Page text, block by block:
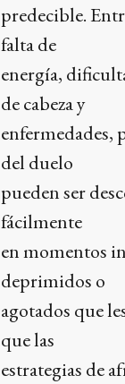
predecible.
falta de
energía,
de cabeza y
enfermedades,
del duelo
pueden ser
fácilmente
en momentos
deprimidos o
agotados que
que las
estrategias de